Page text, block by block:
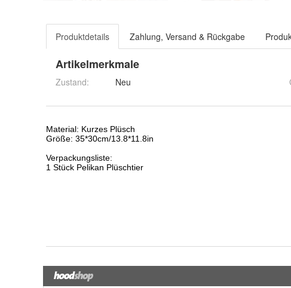
Produktdetails Zahlung, Versand & Rückgabe
Artikelmerkmale
Zustand: Neu